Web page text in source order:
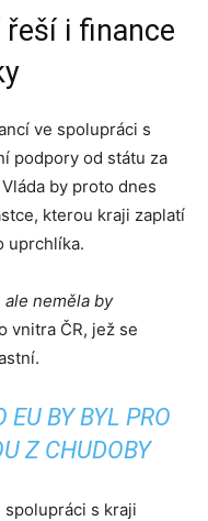
i finance
ve spolupráci s
podpory od státu za
Vláda by proto dnes
kterou kraji zaplatí
uprchlíka.
ale neměla by
vnitra ČR, jež se
BY BYL PRO
Z CHUDOBY
s kraji